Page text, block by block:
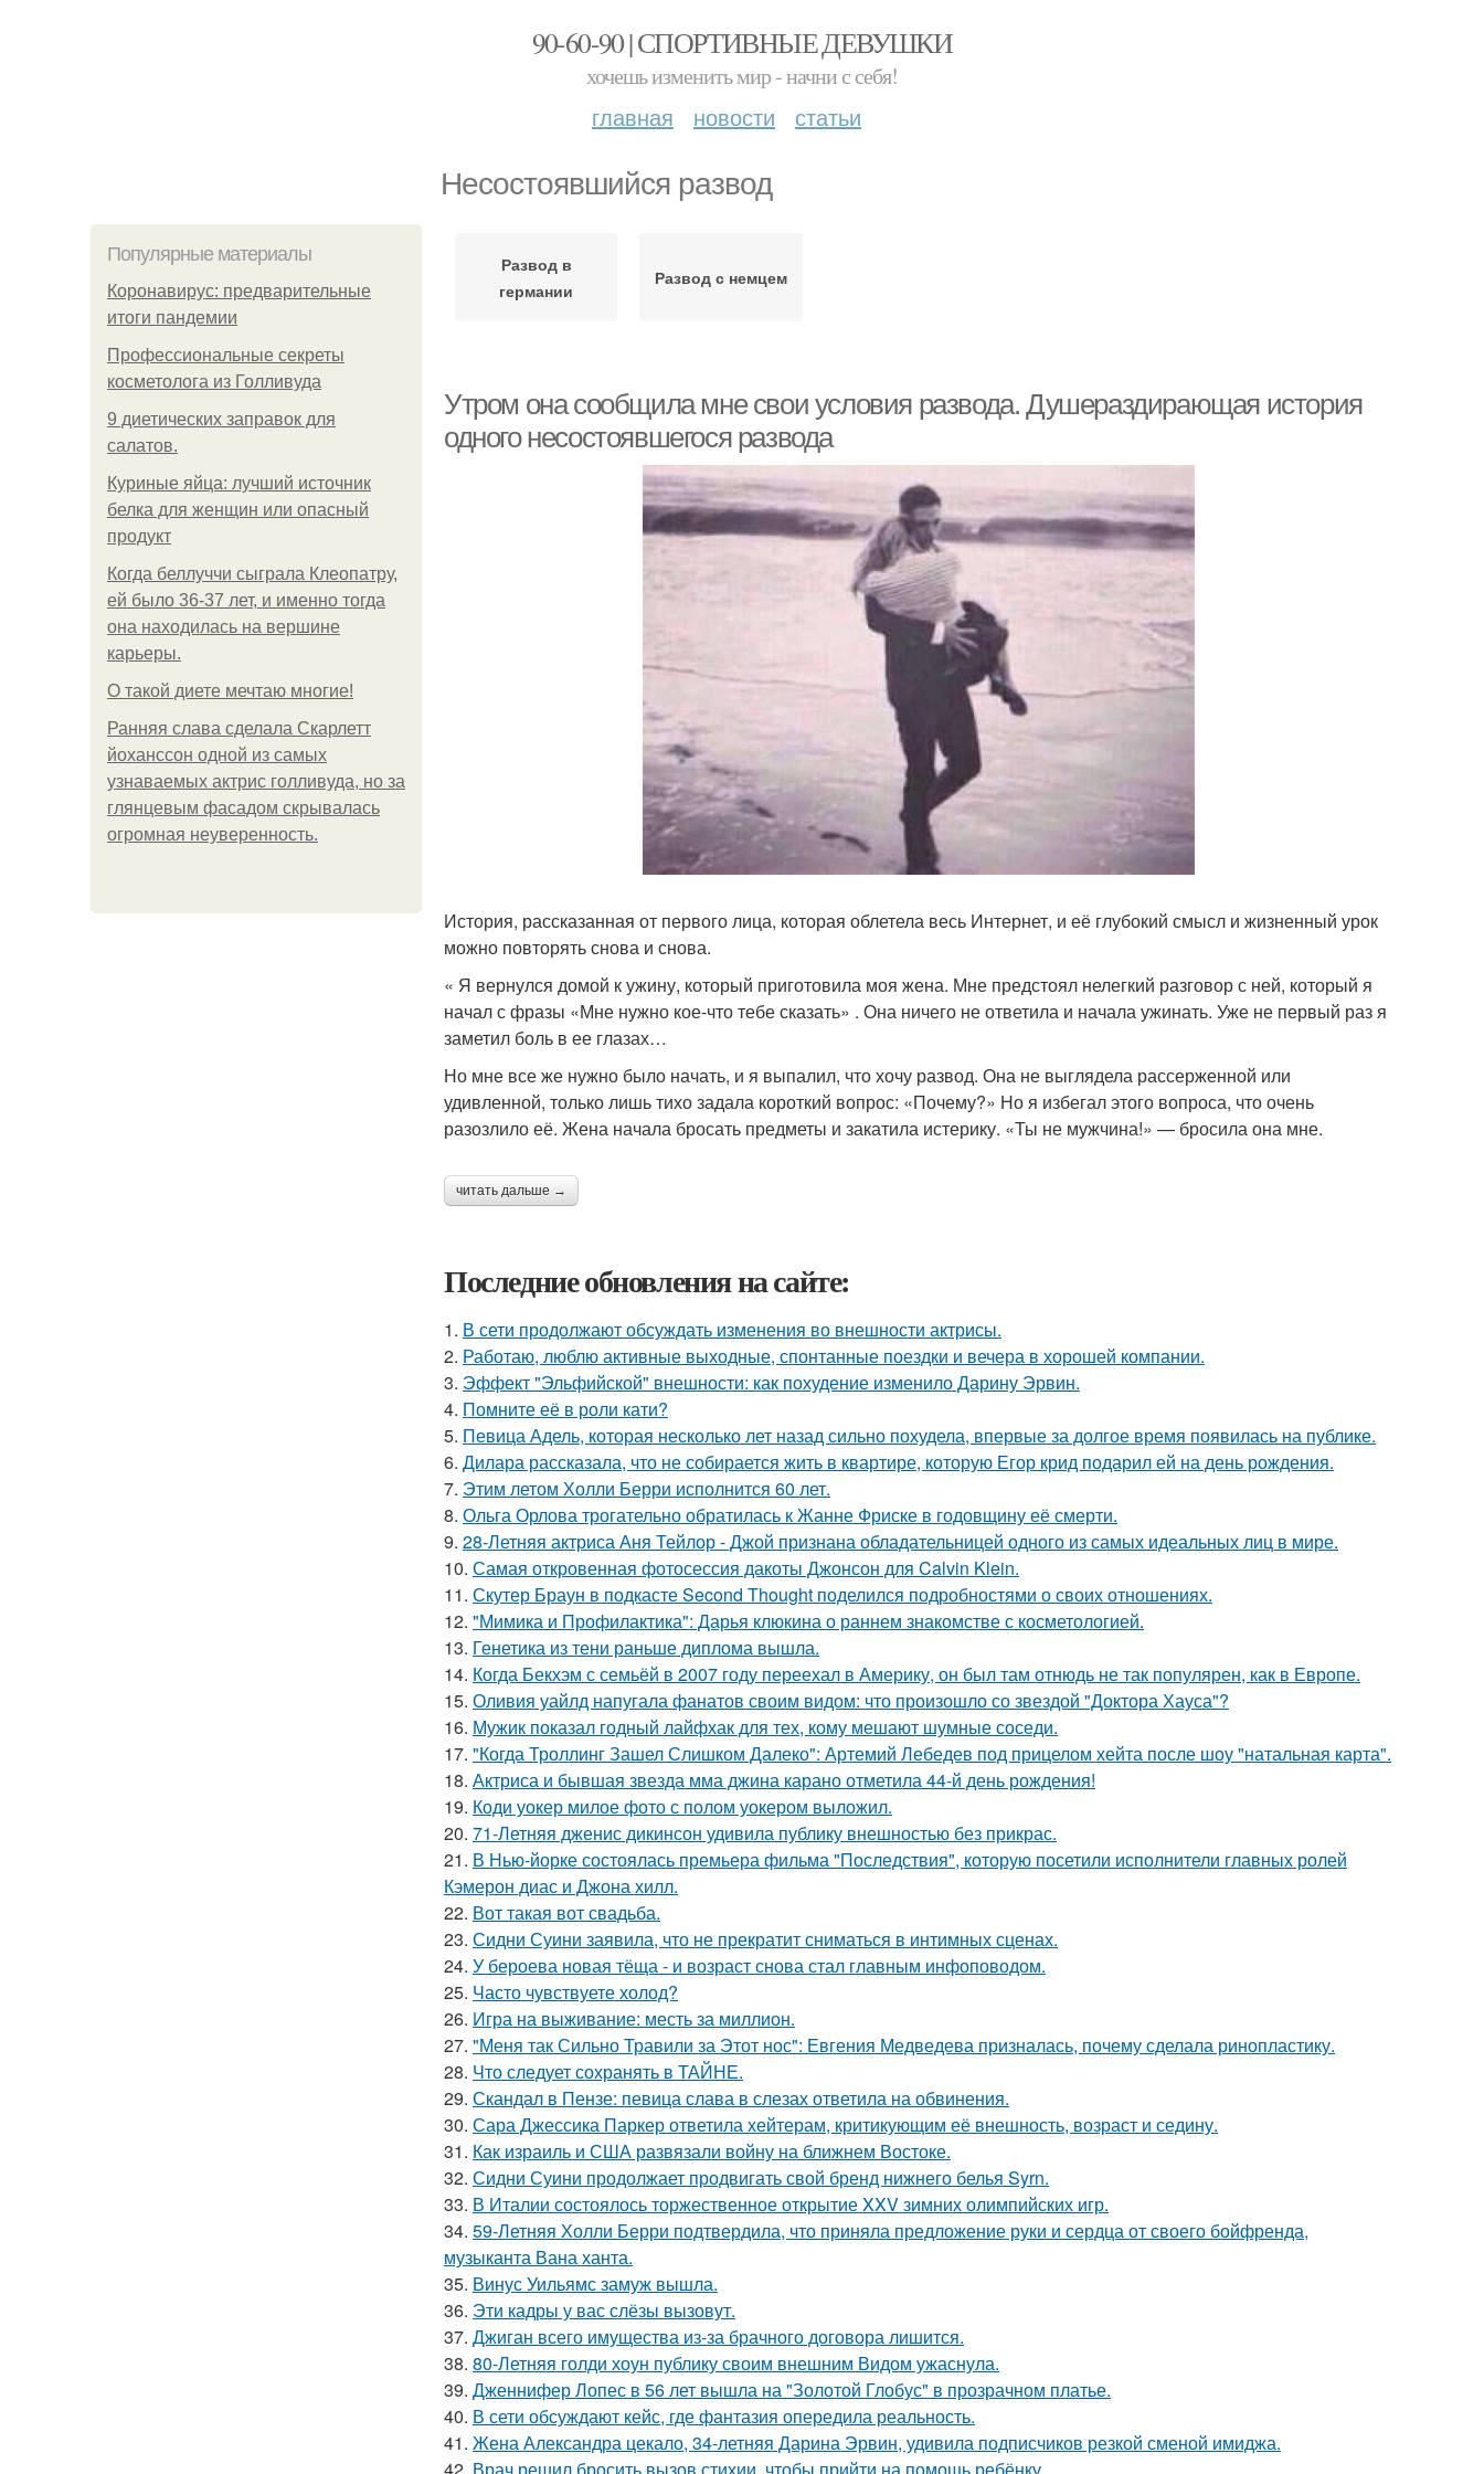
90-60-90 | СПОРТИВНЫЕ ДЕВУШКИ
хочешь изменить мир - начни с себя!
главная новости статьи
Несостоявшийся развод
Популярные материалы
Коронавирус: предварительные
итоги пандемии
Профессиональные секреты
косметолога из Голливуда
9 диетических заправок для
салатов.
Куриные яйца: лучший источник
белка для женщин или опасный
продукт
Когда беллуччи сыграла Клеопатру,
ей было 36-37 лет, и именно тогда
она находилась на вершине
карьеры.
О такой диете мечтаю многие!
Ранняя слава сделала Скарлетт
йоханссон одной из самых
узнаваемых актрис голливуда, но за
глянцевым фасадом скрывалась
огромная неуверенность.
Развод в
германии
Развод с немцем
Утром она сообщила мне свои условия развода. Душераздирающая история
одного несостоявшегося развода
История, рассказанная от первого лица, которая облетела весь Интернет, и её глубокий смысл и жизненный урок
можно повторять снова и снова.
« Я вернулся домой к ужину, который приготовила моя жена. Мне предстоял нелегкий разговор с ней, который я
начал с фразы «Мне нужно кое-что тебе сказать» . Она ничего не ответила и начала ужинать. Уже не первый раз я
заметил боль в ее глазах…
Но мне все же нужно было начать, и я выпалил, что хочу развод. Она не выглядела рассерженной или
удивленной, только лишь тихо задала короткий вопрос: «Почему?» Но я избегал этого вопроса, что очень
разозлило её. Жена начала бросать предметы и закатила истерику. «Ты не мужчина!» — бросила она мне.
читать дальше →
Последние обновления на сайте:
1. В сети продолжают обсуждать изменения во внешности актрисы.
2. Работаю, люблю активные выходные, спонтанные поездки и вечера в хорошей компании.
3. Эффект "Эльфийской" внешности: как похудение изменило Дарину Эрвин.
4. Помните её в роли кати?
5. Певица Адель, которая несколько лет назад сильно похудела, впервые за долгое время появилась на публике.
6. Дилара рассказала, что не собирается жить в квартире, которую Егор крид подарил ей на день рождения.
7. Этим летом Холли Берри исполнится 60 лет.
8. Ольга Орлова трогательно обратилась к Жанне Фриске в годовщину её смерти.
9. 28-Летняя актриса Аня Тейлор - Джой признана обладательницей одного из самых идеальных лиц в мире.
10. Самая откровенная фотосессия дакоты Джонсон для Calvin Klein.
11. Скутер Браун в подкасте Second Thought поделился подробностями о своих отношениях.
12. "Мимика и Профилактика": Дарья клюкина о раннем знакомстве с косметологией.
13. Генетика из тени раньше диплома вышла.
14. Когда Бекхэм с семьёй в 2007 году переехал в Америку, он был там отнюдь не так популярен, как в Европе.
15. Оливия уайлд напугала фанатов своим видом: что произошло со звездой "Доктора Хауса"?
16. Мужик показал годный лайфхак для тех, кому мешают шумные соседи.
17. "Когда Троллинг Зашел Слишком Далеко": Артемий Лебедев под прицелом хейта после шоу "натальная карта".
18. Актриса и бывшая звезда мма джина карано отметила 44-й день рождения!
19. Коди уокер милое фото с полом уокером выложил.
20. 71-Летняя дженис дикинсон удивила публику внешностью без прикрас.
21. В Нью-йорке состоялась премьера фильма "Последствия", которую посетили исполнители главных ролей
Кэмерон диас и Джона хилл.
22. Вот такая вот свадьба.
23. Сидни Суини заявила, что не прекратит сниматься в интимных сценах.
24. У бероева новая тёща - и возраст снова стал главным инфоповодом.
25. Часто чувствуете холод?
26. Игра на выживание: месть за миллион.
27. "Меня так Сильно Травили за Этот нос": Евгения Медведева призналась, почему сделала ринопластику.
28. Что следует сохранять в ТАЙНЕ.
29. Скандал в Пензе: певица слава в слезах ответила на обвинения.
30. Сара Джессика Паркер ответила хейтерам, критикующим её внешность, возраст и седину.
31. Как израиль и США развязали войну на ближнем Востоке.
32. Сидни Суини продолжает продвигать свой бренд нижнего белья Syrn.
33. В Италии состоялось торжественное открытие XXV зимних олимпийских игр.
34. 59-Летняя Холли Берри подтвердила, что приняла предложение руки и сердца от своего бойфренда,
музыканта Вана ханта.
35. Винус Уильямс замуж вышла.
36. Эти кадры у вас слёзы вызовут.
37. Джиган всего имущества из-за брачного договора лишится.
38. 80-Летняя голди хоун публику своим внешним Видом ужаснула.
39. Дженнифер Лопес в 56 лет вышла на "Золотой Глобус" в прозрачном платье.
40. В сети обсуждают кейс, где фантазия опередила реальность.
41. Жена Александра цекало, 34-летняя Дарина Эрвин, удивила подписчиков резкой сменой имиджа.